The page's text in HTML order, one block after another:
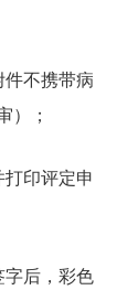
不携带病
）；
印评定申
后，彩色